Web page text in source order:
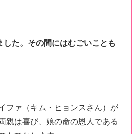
した。その間にはむごいことも
ファ（キム・ヒョンスさん）が
親は喜び、娘の命の恩人である